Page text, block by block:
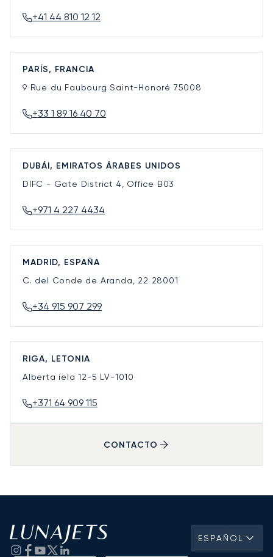
+41 44 810 12 12
PARÍS, FRANCIA
9 Rue du Faubourg Saint-Honoré 75008
+33 1 89 16 40 70
DUBÁI, EMIRATOS ÁRABES UNIDOS
DIFC - Gate District 4, Office B03
+971 4 227 4434
MADRID, ESPAÑA
C. del Conde de Aranda, 22 28001
+34 915 907 299
RIGA, LETONIA
Alberta iela 12-5 LV-1010
+371 64 909 115
CONTACTO
ESPAÑOL